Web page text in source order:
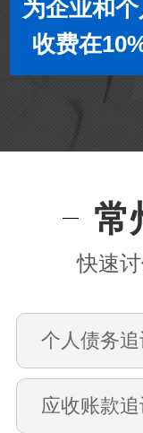
为企业和
收费在
常
快速
个人债务
应收账款